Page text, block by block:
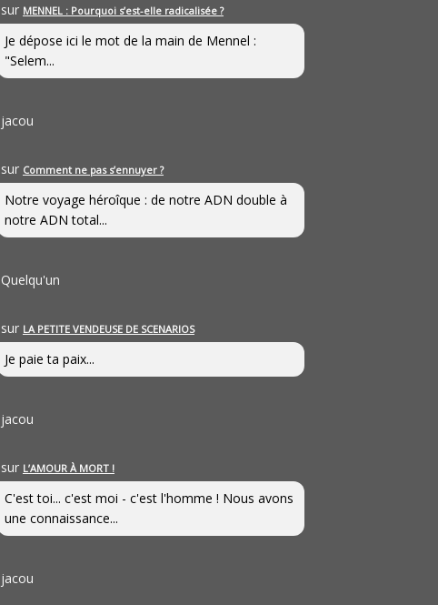
sur MENNEL : Pourquoi s’est-elle radicalisée ?
Je dépose ici le mot de la main de Mennel :
"Selem...
jacou
sur Comment ne pas s’ennuyer ?
Notre voyage héroîque : de notre ADN double à
notre ADN total...
Quelqu'un
sur LA PETITE VENDEUSE DE SCENARIOS
Je paie ta paix...
jacou
sur L’AMOUR À MORT !
C'est toi... c'est moi - c'est l'homme ! Nous avons
une connaissance...
jacou